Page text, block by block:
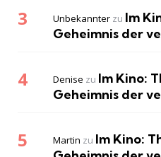
Unbekannter zu Im
Geheimnis der
Denise zu Im Kino:
Geheimnis der
Martin zu Im Kino: